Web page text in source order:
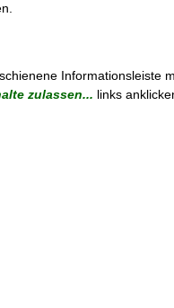
Informationsleiste
zulassen... links